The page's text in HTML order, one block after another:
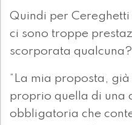
Quindi per
ci sono troppe
scorporata qualcuna?
“La mia proposta,
proprio quella di una
obbligatoria che